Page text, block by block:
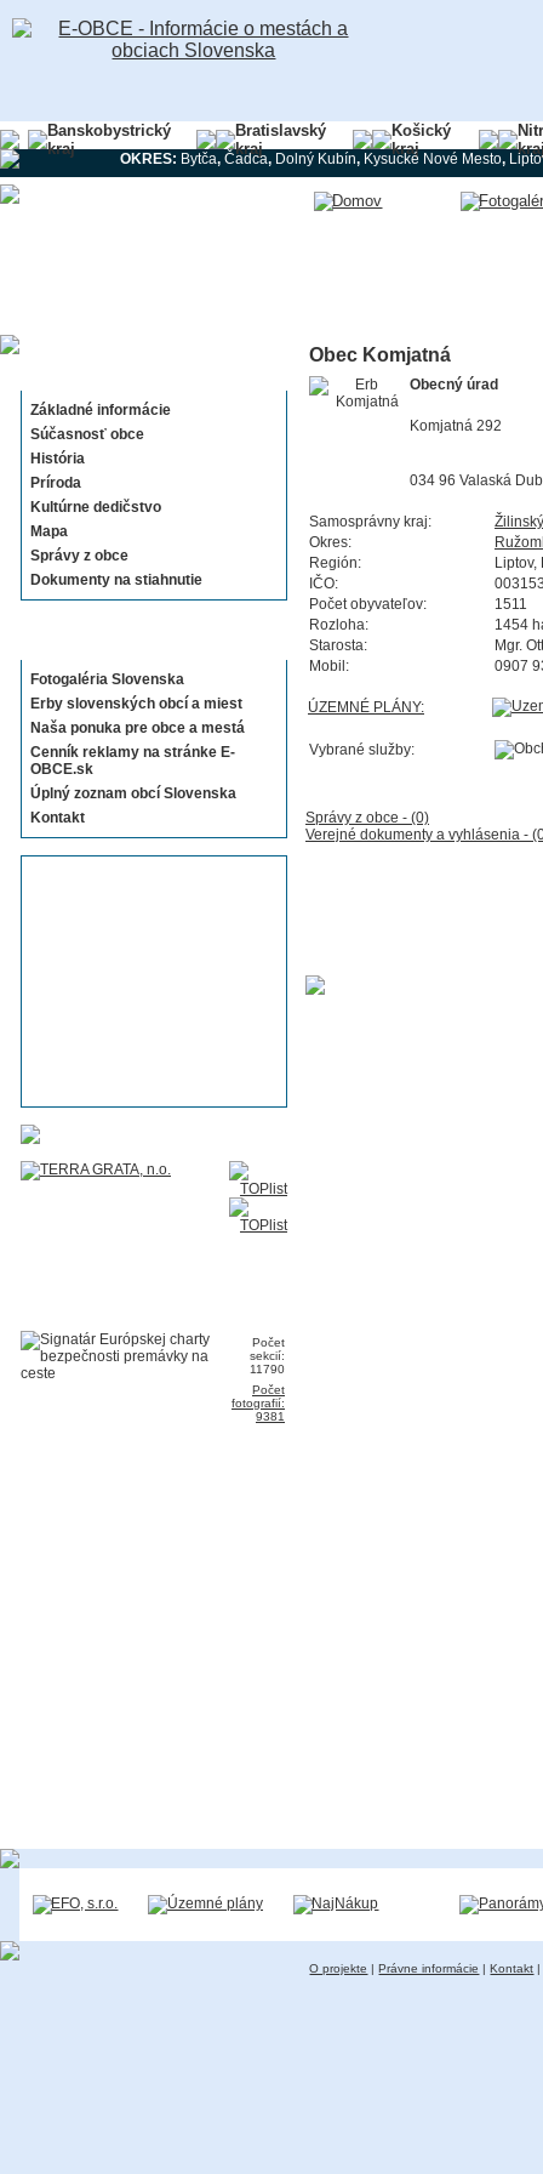
Banskobystrický
kraj
Bratislavský
kraj
Košický
kraj
OKRES: Bytča,Čadca, Dolný Kubín, Kysucké Nové Mesto,
Základné informácie
Súčasnosť obce
História
Príroda
Kultúrne dedičstvo
Mapa
Správy z obce
Dokumenty na stiahnutie
Fotogaléria Slovenska
Erby slovenských obcí a miest
Naša ponuka pre obce a mestá
Cenník reklamy na stránke E-
OBCE.sk
Úplný zoznam obcí Slovenska
Kontakt
Počet
sekcií:
11790
Počet
fotografií:
9381
Obec Komjatná
Obecný úrad
Komjatná 292
034 96 Valaská
Samosprávny kraj:
Žilinský
Okres:
Región:
Liptov,
IČO:
Počet obyvateľov:
1511
Rozloha:
1454
Starosta:
Mgr.
Mobil:
0907
ÚZEMNÉ PLÁNY:
Vybrané služby:
Správy z obce - (0)
Verejné dokumenty a vyhlásenia -
O projekte |Právne informácie |Kontakt